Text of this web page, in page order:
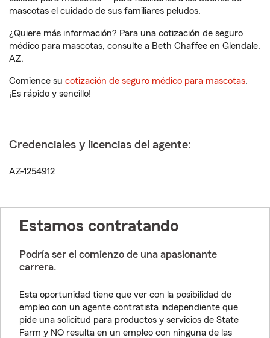
mascotas el cuidado de sus familiares peludos.
¿Quiere más información? Para una cotización de seguro
médico para mascotas, consulte a Beth Chaffee en Glendale,
AZ.
Comience su cotización de seguro médico para mascotas.
¡Es rápido y sencillo!
Credenciales y licencias del agente:
AZ-1254912
Estamos contratando
Podría ser el comienzo de una apasionante
carrera.
Esta oportunidad tiene que ver con la posibilidad de
empleo con un agente contratista independiente que
pide una solicitud para productos y servicios de State
Farm y NO resulta en un empleo con ninguna de las